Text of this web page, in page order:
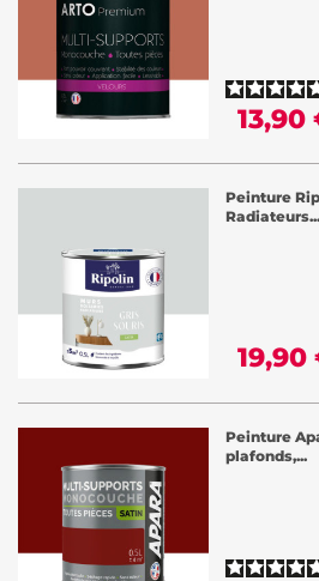
13,90
Peinture
Radiateurs...
19,90
Peinture
plafonds,...